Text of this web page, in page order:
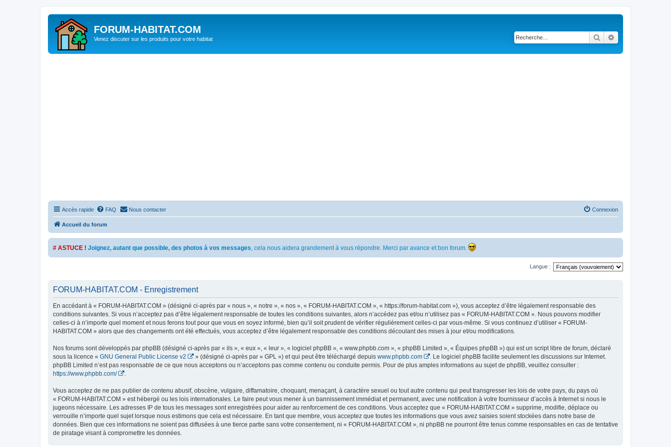
FORUM-HABITAT.COM
Venez discuter sur les produits pour votre habitat Rechercher
Accès rapide FAQ Nous contacter Connexion
Accueil du forum
# ASTUCE ! Joignez, autant que possible, des photos à vos messages, cela nous aidera grandement à vous répondre. Merci par avance et bon forum.
Langue :
FORUM-HABITAT.COM - Enregistrement
En accédant à « FORUM-HABITAT.COM » (désigné ci-après par « nous », « notre », « nos », « FORUM-HABITAT.COM », « https://forum-habitat.com »), vous acceptez d’être légalement responsable des
conditions suivantes. Si vous n’acceptez pas d’être légalement responsable de toutes les conditions suivantes, alors n’accédez pas et/ou n’utilisez pas « FORUM-HABITAT.COM ». Nous pouvons modifier
celles-ci à n’importe quel moment et nous ferons tout pour que vous en soyez informé, bien qu’il soit prudent de vérifier régulièrement celles-ci par vous-même. Si vous continuez d’utiliser « FORUM-
HABITAT.COM » alors que des changements ont été effectués, vous acceptez d’être légalement responsable des conditions découlant des mises à jour et/ou modifications.
Nos forums sont développés par phpBB (désigné ci-après par « ils », « eux », « leur », « logiciel phpBB », « www.phpbb.com », « phpBB Limited », « Équipes phpBB ») qui est un script libre de forum, déclaré
sous la licence « GNU General Public License v2 » (désigné ci-après par « GPL ») et qui peut être téléchargé depuis www.phpbb.com
. Le logiciel phpBB facilite seulement les discussions sur Internet.
phpBB Limited n’est pas responsable de ce que nous acceptons ou n’acceptons pas comme contenu ou conduite permis. Pour de plus amples informations au sujet de phpBB, veuillez consulter :
https://www.phpbb.com/
.
Vous acceptez de ne pas publier de contenu abusif, obscène, vulgaire, diffamatoire, choquant, menaçant, à caractère sexuel ou tout autre contenu qui peut transgresser les lois de votre pays, du pays où
« FORUM-HABITAT.COM » est hébergé ou les lois internationales. Le faire peut vous mener à un bannissement immédiat et permanent, avec une notification à votre fournisseur d’accès à Internet si nous le
jugeons nécessaire. Les adresses IP de tous les messages sont enregistrées pour aider au renforcement de ces conditions. Vous acceptez que « FORUM-HABITAT.COM » supprime, modifie, déplace ou
verrouille n’importe quel sujet lorsque nous estimons que cela est nécessaire. En tant que membre, vous acceptez que toutes les informations que vous avez saisies soient stockées dans notre base de
données. Bien que ces informations ne soient pas diffusées à une tierce partie sans votre consentement, ni « FORUM-HABITAT.COM », ni phpBB ne pourront être tenus comme responsables en cas de tentative
de piratage visant à compromettre les données.